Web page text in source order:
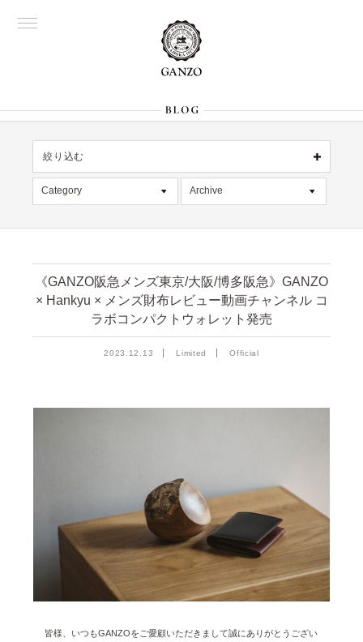
絞り込む
OFFICIAL 銀座
Director's
絞り込む
Category
限定商品
イベント
Archive
2026年6月 [2]
2026年5月 [1]
2026年4月 [7]
2026年1月 [2]
2025年10月 [8]
2025年9月 [8]
2025年8月 [5]
2025年7月 [3]
2025年6月 [3]
2025年5月 [3]
《GANZO阪急メンズ東京/大阪/博多阪急》GANZO
× Hankyu × メンズ財布レビュー動画チャンネル コ
ラボコンパクトウォレット発売
2023.12.13 Limited Official
皆様、いつもGANZOをご愛顧いただきまして誠にありがとうござい